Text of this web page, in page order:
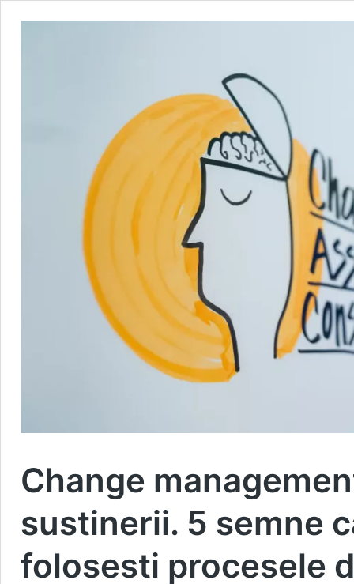
Change
sustinerii. 5 semne
folosesti procesele